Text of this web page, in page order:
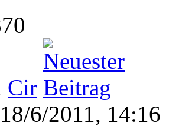
Cir
6/2011, 14:16